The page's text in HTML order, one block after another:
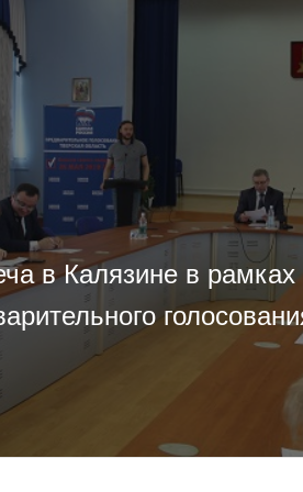
в Калязине в рамках